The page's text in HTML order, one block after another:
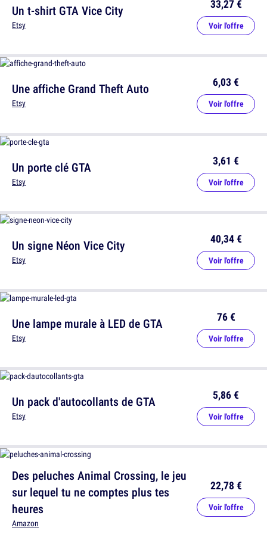
Un t-shirt GTA Vice City
Etsy
33,27 €
Voir l'offre
Un porte clé GTA
Etsy
3,61 €
Voir l'offre
Une lampe murale à LED de GTA
Etsy
76 €
Voir l'offre
Des peluches Animal Crossing, le jeu
sur lequel tu ne comptes plus tes
heures
Amazon
22,78 €
Voir l'offre
Une affiche Grand Theft Auto
Etsy
6,03 €
Voir l'offre
Un signe Néon Vice City
Etsy
40,34 €
Voir l'offre
Un pack d'autocollants de GTA
Etsy
5,86 €
Voir l'offre